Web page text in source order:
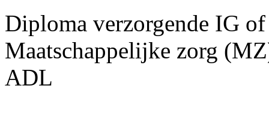
Diploma verzorgende IG
Maatschappelijke zorg
ADL